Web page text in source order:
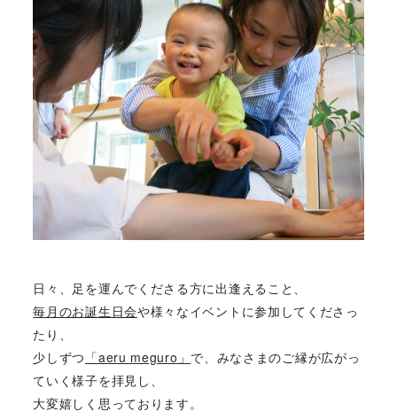
日々、足を運んでくださる方に出逢えること、
毎月のお誕生日会や様々なイベントに参加してくださっ
たり、
少しずつ 「aeru meguro」 で、みなさまのご縁が広がっ
ていく様子を拝見し、
大変嬉しく思っております。